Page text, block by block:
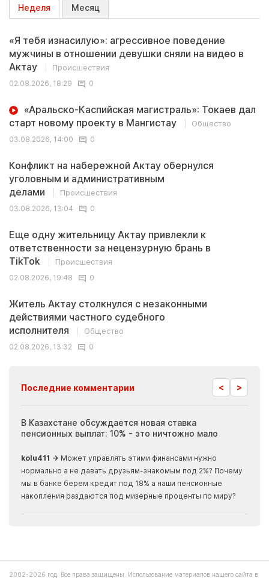
Неделя Месяц
«Я тебя изнасилую»: агрессивное поведение
мужчины в отношении девушки сняли на видео в
Актау
Происшествия
02.08.2026, 18:29
0
«Аральско-Каспийская магистраль»: Токаев дал
старт новому проекту в Мангистау
Общество
03.08.2026, 14:00
0
Конфликт на набережной Актау обернулся
уголовным и административным
делами
Происшествия
03.08.2026, 13:04
0
Еще одну жительницу Актау привлекли к
ответственности за нецензурную брань в
TikTok
Происшествия
02.08.2026, 19:48
0
Житель Актау столкнулся с незаконными
действиями частного судебного
исполнителя
Общество
02.08.2026, 13:32
0
Последние комментарии < >
В Казахстане обсуждается новая ставка
пенсионных выплат: 10% - это ничтожно мало
kolu411 → Может управлять этими финансами нужно
нормально а не давать друзьям-знакомым под 2%? Почему
мы в банке берем кредит под 18% а наши пенсионные
накопления раздаются под мизерные проценты по миру?
2002-2026 год. Все права защищены. Использование материалов нашего сайта в